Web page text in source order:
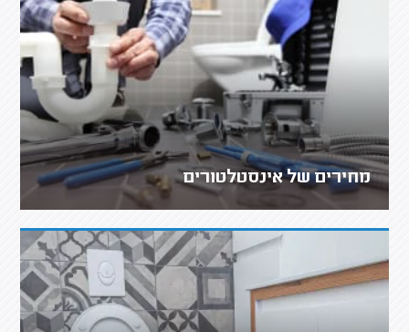
מחירים של אינסטלטורים